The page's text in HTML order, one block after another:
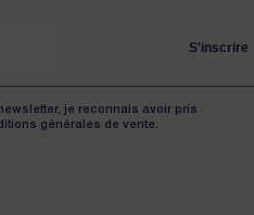
S'inscrire
je reconnais avoir pris
générales de vente.